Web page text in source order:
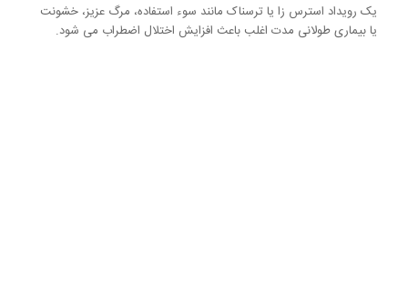
یک رویداد استرس زا یا ترسناک مانند سوء استفاده، مرگ عزیز، خشونت
یا بیماری طولانی مدت اغلب باعث افزایش اختلال اضطراب می شود.